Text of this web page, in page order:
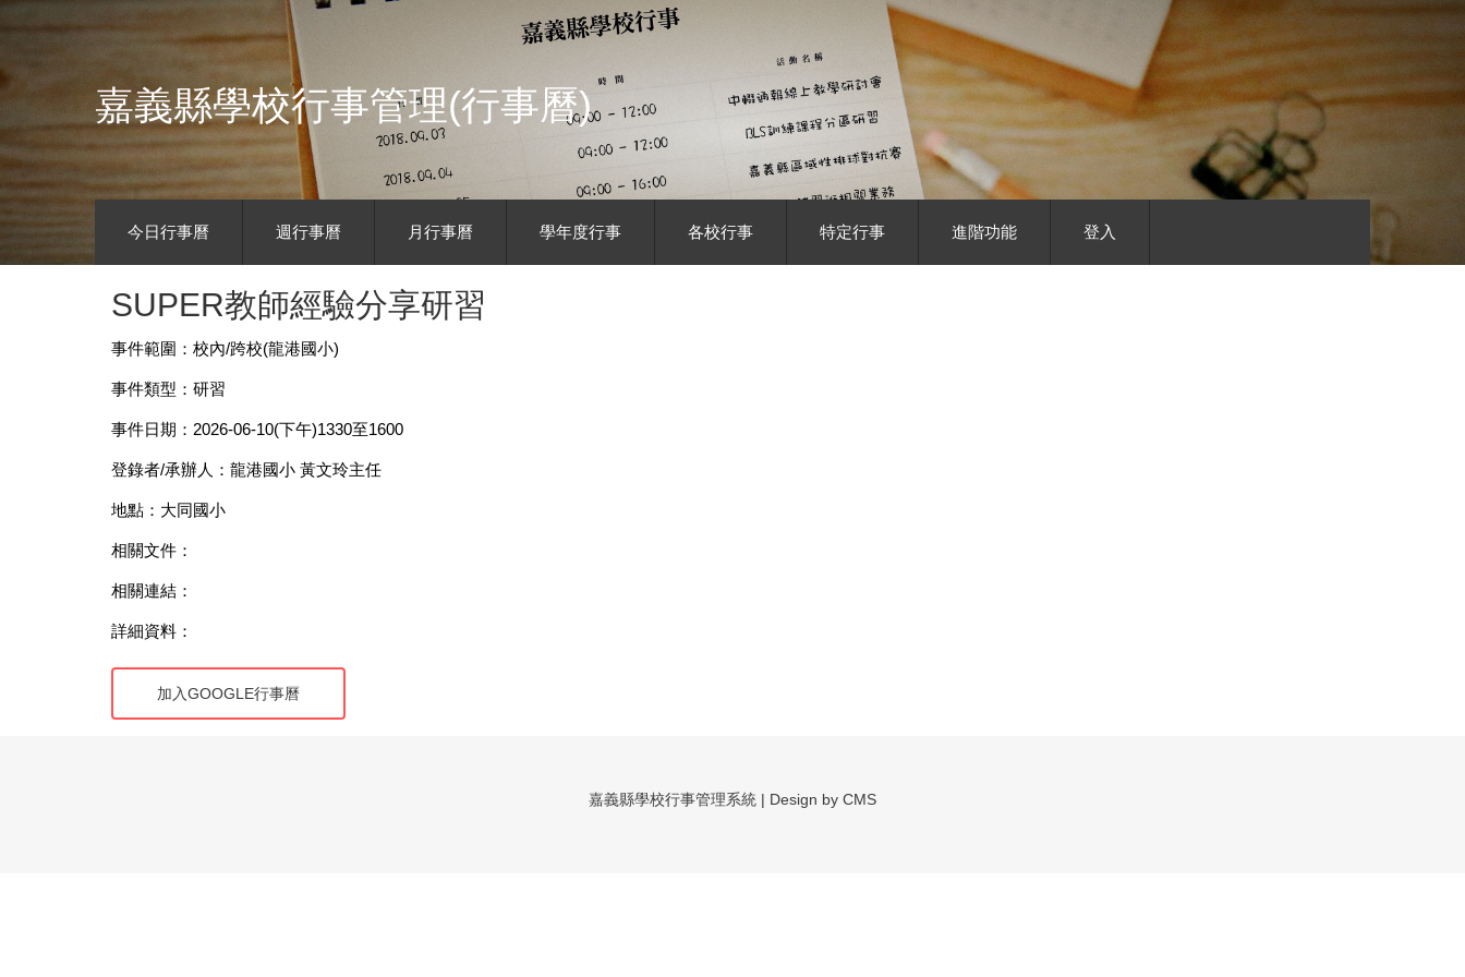
嘉義縣學校行事管理(行事曆)
今日行事曆 週行事曆 月行事曆 學年度行事 各校行事 特定行事 進階功能 登入
SUPER教師經驗分享研習
事件範圍：校內/跨校(龍港國小)
事件類型：研習
事件日期：2026-06-10(下午)1330至1600
登錄者/承辦人：龍港國小 黃文玲主任
地點：大同國小
相關文件：
相關連結：
詳細資料：
加入GOOGLE行事曆
嘉義縣學校行事管理系統 | Design by CMS